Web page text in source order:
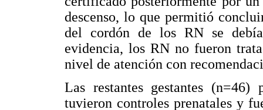
descenso, lo que permitió
del cordón de los RN se
evidencia, los RN no fueron
nivel de atención con
Las restantes gestantes (n=46)
tuvieron controles prenatales y